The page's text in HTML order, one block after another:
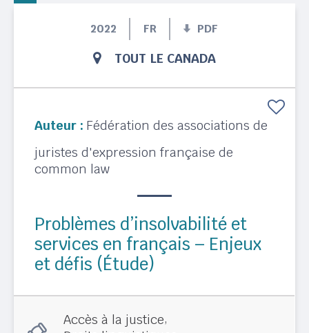
2022 FR PDF
TOUT LE CANADA
Auteur : Fédération des associations de
juristes d'expression française de
common law
Problèmes d’insolvabilité et
services en français – Enjeux
et défis (Étude)
Accès à la justice,